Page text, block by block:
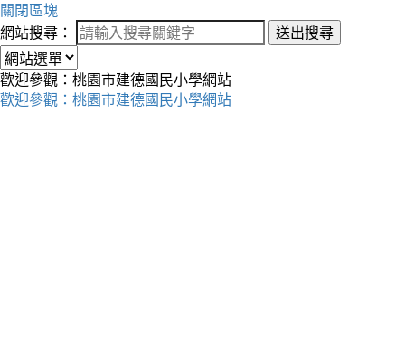
關閉區塊
網站搜尋：
送出搜尋
歡迎參觀：桃園市建德國民小學網站
歡迎參觀：桃園市建德國民小學網站